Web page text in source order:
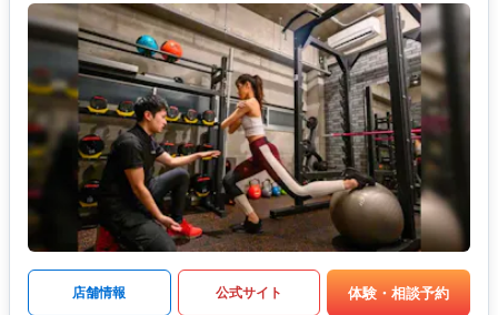
店舗情報 公式サイト 体験・相談予約